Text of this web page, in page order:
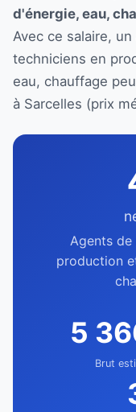
d'énergie, eau,
Avec ce salaire,
techniciens en
eau, chauffage
à Sarcelles (prix
Agents
production
5
Brut